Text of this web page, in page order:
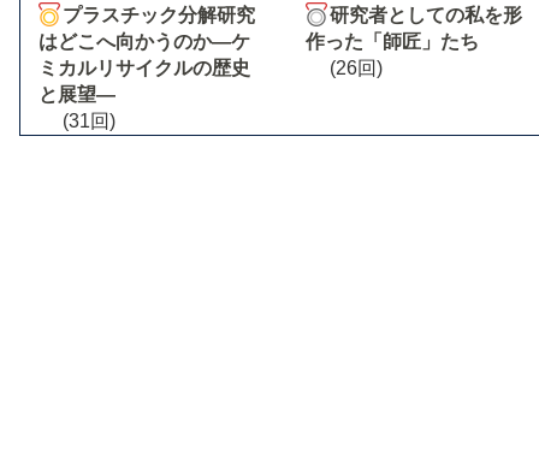
プラスチック分解研究
はどこへ向かうのか―ケ
ミカルリサイクルの歴史
と展望―
(31回)
研究者としての私を形
作った「師匠」たち
(26回)